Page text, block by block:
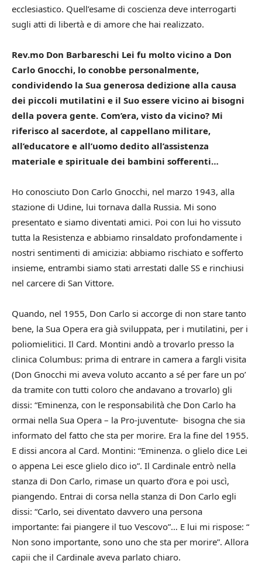
ecclesiastico. Quell’esame di coscienza deve interrogarti
sugli atti di libertà e di amore che hai realizzato.
Rev.mo Don Barbareschi Lei fu molto vicino a Don
Carlo Gnocchi, lo conobbe personalmente,
condividendo la Sua generosa dedizione alla causa
dei piccoli mutilatini e il Suo essere vicino ai bisogni
della povera gente. Com’era, visto da vicino? Mi
riferisco al sacerdote, al cappellano militare,
all’educatore e all’uomo dedito all’assistenza
materiale e spirituale dei bambini sofferenti…
Ho conosciuto Don Carlo Gnocchi, nel marzo 1943, alla
stazione di Udine, lui tornava dalla Russia. Mi sono
presentato e siamo diventati amici. Poi con lui ho vissuto
tutta la Resistenza e abbiamo rinsaldato profondamente i
nostri sentimenti di amicizia: abbiamo rischiato e sofferto
insieme, entrambi siamo stati arrestati dalle SS e rinchiusi
nel carcere di San Vittore.
Quando, nel 1955, Don Carlo si accorge di non stare tanto
bene, la Sua Opera era già sviluppata, per i mutilatini, per i
poliomielitici. Il Card. Montini andò a trovarlo presso la
clinica Columbus: prima di entrare in camera a fargli visita
(Don Gnocchi mi aveva voluto accanto a sé per fare un po’
da tramite con tutti coloro che andavano a trovarlo) gli
dissi: “Eminenza, con le responsabilità che Don Carlo ha
ormai nella Sua Opera – la Pro-juventute- bisogna che sia
informato del fatto che sta per morire. Era la fine del 1955.
E dissi ancora al Card. Montini: “Eminenza. o glielo dice Lei
o appena Lei esce glielo dico io”. Il Cardinale entrò nella
stanza di Don Carlo, rimase un quarto d’ora e poi uscì,
piangendo. Entrai di corsa nella stanza di Don Carlo egli
dissi: “Carlo, sei diventato davvero una persona
importante: fai piangere il tuo Vescovo”… E lui mi rispose: “
Non sono importante, sono uno che sta per morire”. Allora
capii che il Cardinale aveva parlato chiaro.